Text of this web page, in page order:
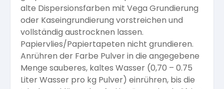
alte Dispersionsfarben mit Vega Grundierung
oder Kaseingrundierung vorstreichen und
vollständig austrocknen lassen.
Papiervlies/Papiertapeten nicht grundieren.
Anrühren der Farbe Pulver in die angegebene
Menge sauberes, kaltes Wasser (0,70 – 0.75
Liter Wasser pro kg Pulver) einrühren, bis die